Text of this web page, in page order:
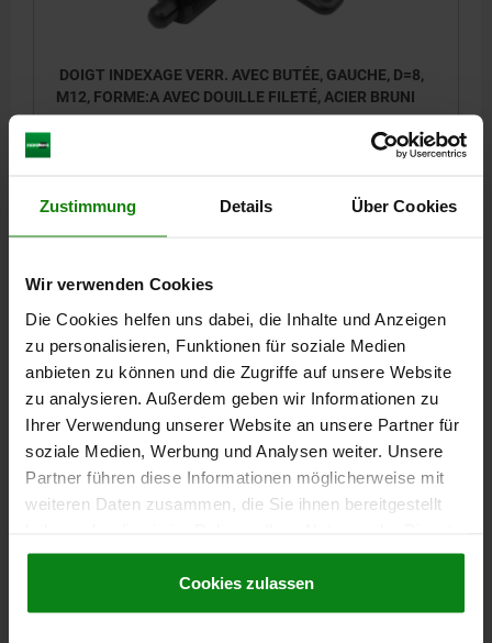
Zustimmung Details Über Cookies
Wir verwenden Cookies
Die Cookies helfen uns dabei, die Inhalte und Anzeigen
zu personalisieren, Funktionen für soziale Medien
anbieten zu können und die Zugriffe auf unsere Website
zu analysieren. Außerdem geben wir Informationen zu
Ihrer Verwendung unserer Website an unsere Partner für
soziale Medien, Werbung und Analysen weiter. Unsere
Partner führen diese Informationen möglicherweise mit
weiteren Daten zusammen, die Sie ihnen bereitgestellt
gesammelt haben.Cookie Richtlinien
Datenschutz|AGB
Cookies zulassen
DOIGT INDEXAGE VERR. AVEC BUTÉE, GAUCHE, D=8,
M12, FORME:A AVEC DOUILLE FILETÉ, ACIER BRUNI
LONGUEUR DE POIGNÉE=30
FORCE DU RESSORT INITIALE F1 ENV. N=5
FORCE DU RESSORT FINALE F2 ENV. N=15
03099-22-1040812
16,06 CHF
hors TVA
DÉTAILS
03099-22 A
DOIGT INDEXAGE VERR. AVEC BUTÉE, GAUCHE, D=6,